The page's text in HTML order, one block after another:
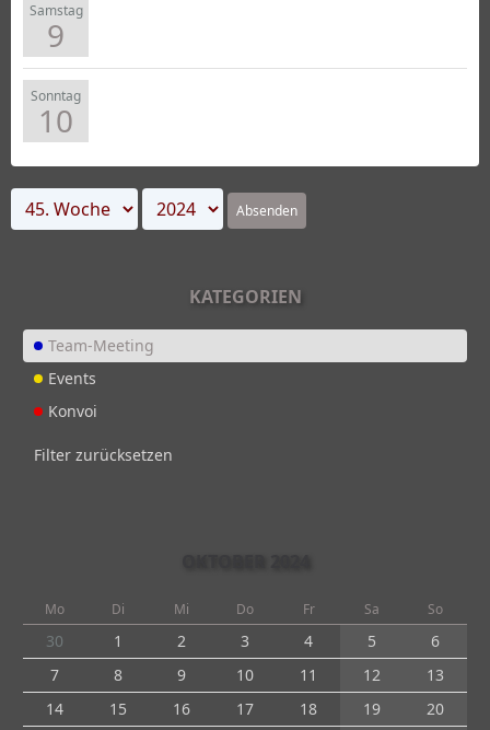
Samstag
9
Sonntag
10
Absenden
KATEGORIEN
Team-Meeting
Events
Konvoi
Filter zurücksetzen
Mo Di Mi Do Fr Sa So
30 1 2 3 4 5
6
7
8 9 10 11 12
13
14
15 16 17 18 19
20